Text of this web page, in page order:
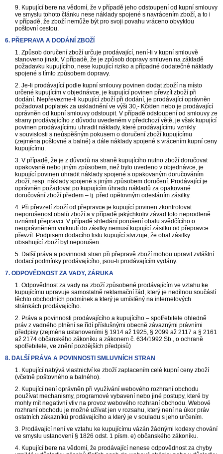
9. Kupující bere na vědomí, že v případě jeho odstoupení od kupní smlouvy
ve smyslu tohoto článku nese náklady spojené s navrácením zboží, a to i
v případě, že zboží nemůže být pro svoji povahu vráceno obvyklou
poštovní cestou.
6. PŘEPRAVA A DODÁNÍ ZBOŽÍ
1. Způsob doručení zboží určuje prodávající, není-li v kupní smlouvě
stanoveno jinak. V případě, že je způsob dopravy smluven na základě
požadavku kupujícího, nese kupující riziko a případné dodatečné náklady
spojené s tímto způsobem dopravy.
2. Je-li prodávající podle kupní smlouvy povinen dodat zboží na místo
určené kupujícím v objednávce, je kupující povinen převzít zboží při
dodání. Nepřevezme-li kupující zboží při dodání, je prodávající oprávněn
požadovat poplatek za uskladnění ve výši 30,- Kč/den nebo je prodávající
oprávněn od kupní smlouvy odstoupit. V případě odstoupení od smlouvy ze
strany prodávajícího z důvodu uvedeném v předchozí větě, je však kupující
povinen prodávajícímu uhradit náklady, které prodávajícímu vznikly
v souvislosti s neúspěšným pokusem o doručení zboží kupujícímu
(zejména poštovné a balné) a dále náklady spojené s vrácením kupní ceny
kupujícímu.
3. V případě, že je z důvodů na straně kupujícího nutno zboží doručovat
opakovaně nebo jiným způsobem, než bylo uvedeno v objednávce, je
kupující povinen uhradit náklady spojené s opakovaným doručováním
zboží, resp. náklady spojené s jiným způsobem doručení. Prodávající je
oprávněn požadovat po kupujícím úhradu nákladů za opakované
doručování zboží předem – tj. před opětovným odesláním zásilky.
4. Při převzetí zboží od přepravce je kupující povinen zkontrolovat
neporušenost obalů zboží a v případě jakýchkoliv závad toto neprodleně
oznámit přepravci. V případě shledání porušení obalu svědčícího o
neoprávněném vniknutí do zásilky nemusí kupující zásilku od přepravce
převzít. Podpisem dodacího listu kupující stvrzuje, že obal zásilky
obsahující zboží byl neporušen.
5. Další práva a povinnosti stran při přepravě zboží mohou upravit zvláštní
dodací podmínky prodávajícího, jsou-li prodávajícím vydány.
7. ODPOVĚDNOST ZA VADY, ZÁRUKA
1. Odpovědnost za vady na zboží způsobené prodávajícím ve vztahu ke
kupujícímu upravuje samostatně reklamační řád, který je nedílnou součástí
těchto obchodních podmínek a který je umístěný na internetových
stránkách prodávajícího.
2. Práva a povinnosti prodávajícího a kupujícího – spotřebitele ohledně
práv z vadného plnění se řídí příslušnými obecně závaznými právními
předpisy (zejména ustanoveními § 1914 až 1925, § 2099 až 2117 a § 2161
až 2174 občanského zákoníku a zákonem č. 634/1992 Sb., o ochraně
spotřebitele, ve znění pozdějších předpisů)
8. DALŠÍ PRÁVA A POVINNOSTI SMLUVNÍCH STRAN
1. Kupující nabývá vlastnictví ke zboží zaplacením celé kupní ceny zboží
(včetně poštovného a balného).
2. Kupující není oprávněn při využívání webového rozhraní obchodu
používat mechanismy, programové vybavení nebo jiné postupy, které by
mohly mít negativní vliv na provoz webového rozhraní obchodu. Webové
rozhraní obchodu je možné užívat jen v rozsahu, který není na úkor práv
ostatních zákazníků prodávajícího a který je v souladu s jeho určením.
3. Prodávající není ve vztahu ke kupujícímu vázán žádnými kodexy chování
ve smyslu ustanovení § 1826 odst. 1 písm. e) občanského zákoníku.
4. Kupující bere na vědomí, že prodávající nenese odpovědnost za chyby